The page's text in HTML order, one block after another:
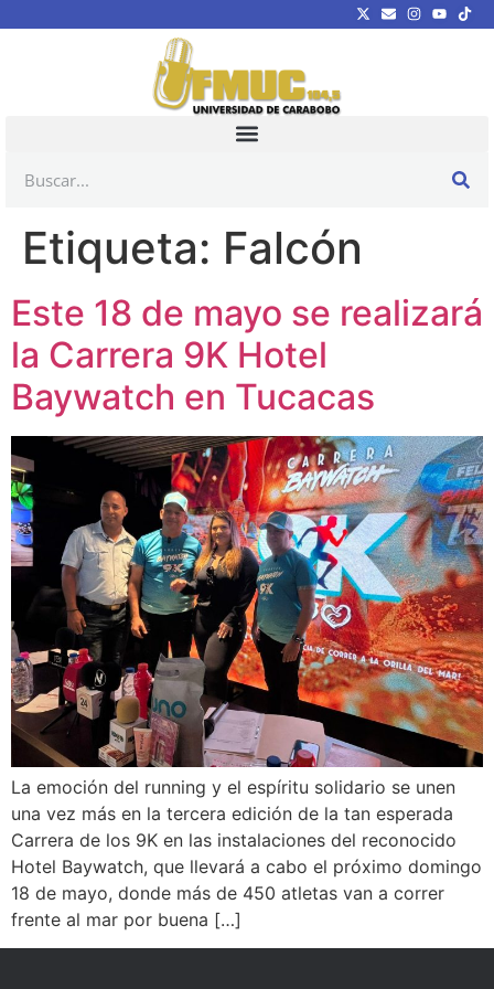
Etiqueta: Falcón
Este 18 de mayo se realizará
la Carrera 9K Hotel
Baywatch en Tucacas
La emoción del running y el espíritu solidario se unen
una vez más en la tercera edición de la tan esperada
Carrera de los 9K en las instalaciones del reconocido
Hotel Baywatch, que llevará a cabo el próximo domingo
18 de mayo, donde más de 450 atletas van a correr
frente al mar por buena […]